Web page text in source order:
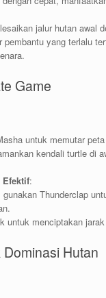
jalur hutan awal
yang terlalu
Game
untuk memutar
kendali turtle di
Efektif:
Thunderclap
untuk menciptakan
Hutan